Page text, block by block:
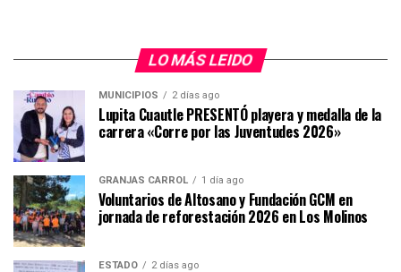
LO MÁS LEIDO
MUNICIPIOS 2 días ago
Lupita Cuautle PRESENTÓ playera y medalla de la
carrera «Corre por las Juventudes 2026»
GRANJAS CARROL 1 día ago
Voluntarios de Altosano y Fundación GCM en
jornada de reforestación 2026 en Los Molinos
ESTADO 2 días ago